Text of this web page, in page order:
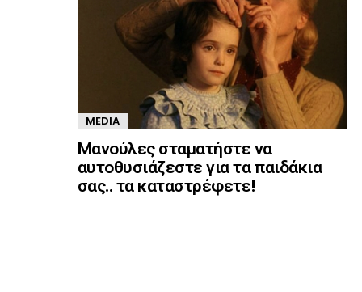
MEDIA
Mανούλες σταματήστε να
αυτοθυσιάζεστε για τα παιδάκια
σας.. τα καταστρέφετε!